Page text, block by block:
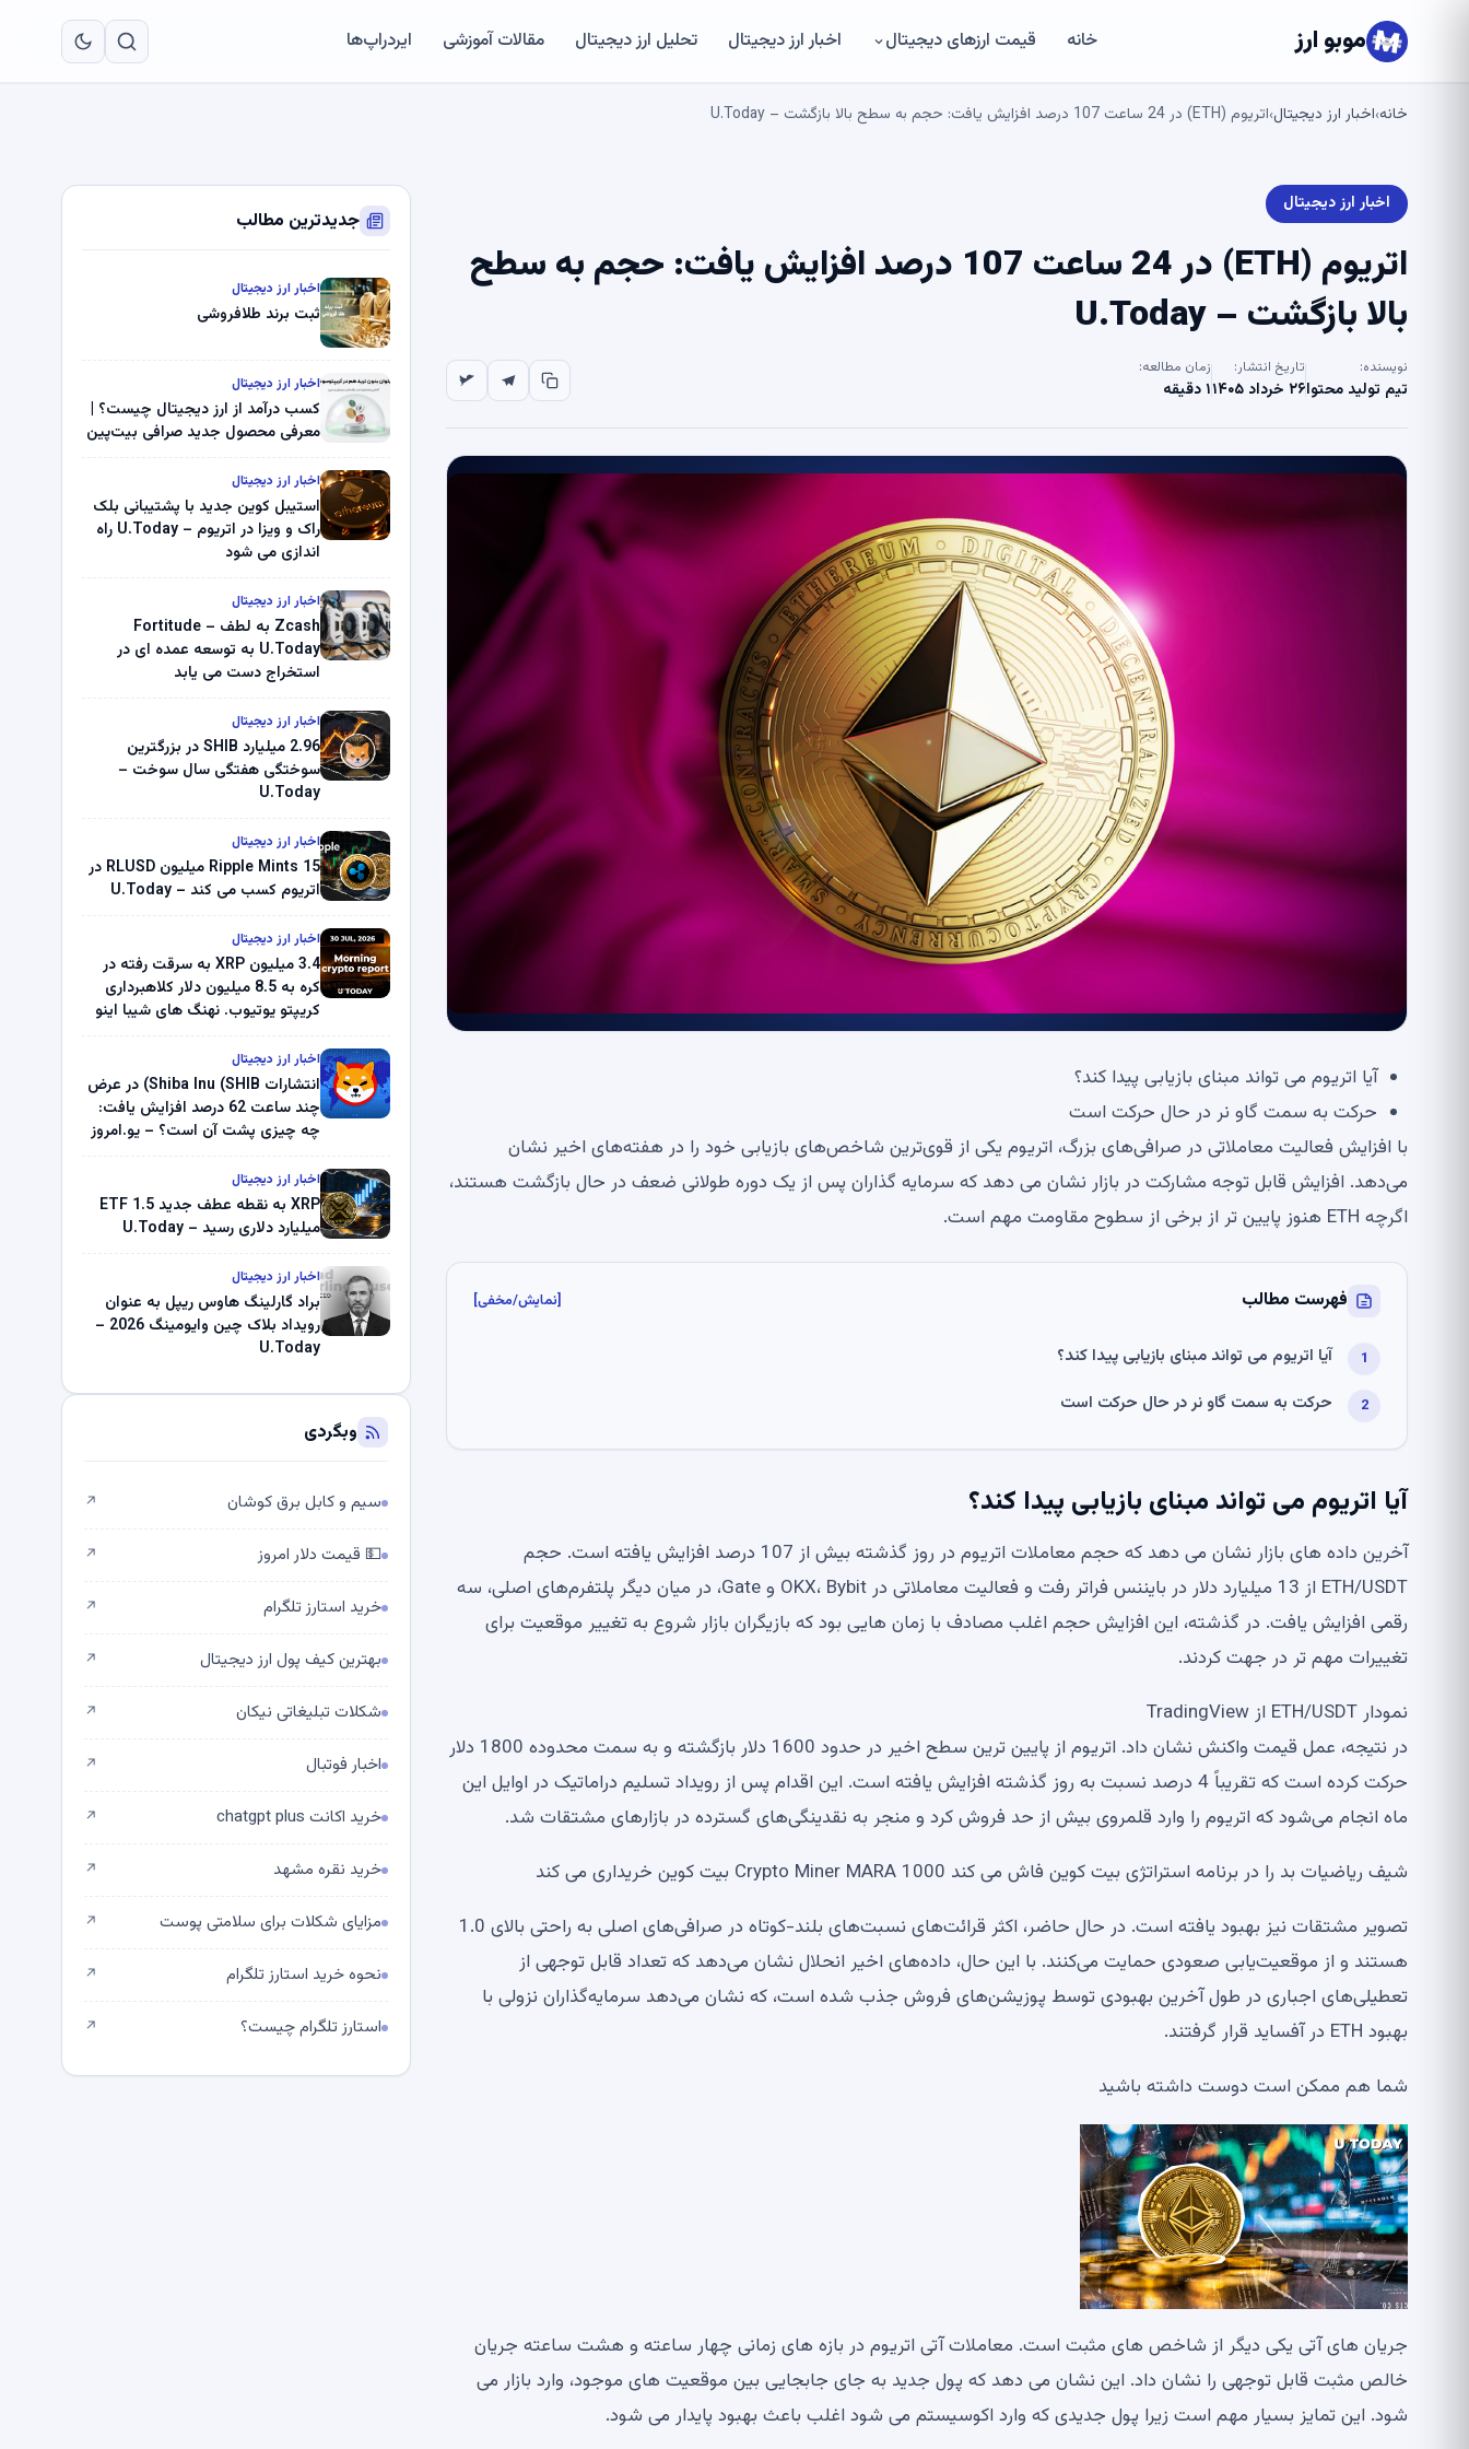
موبو ارز خانه قیمت ارزهای دیجیتال اخبار ارز دیجیتال تحلیل ارز دیجیتال مقالات آموزشی ایردراپ‌ها
خانه›اخبار ارز دیجیتال›اتریوم (ETH) در 24 ساعت 107 درصد افزایش یافت: حجم به سطح بالا بازگشت – U.Today
اخبار ارز دیجیتال
اتریوم (ETH) در 24 ساعت 107 درصد افزایش یافت: حجم به سطح
بالا بازگشت – U.Today
نویسنده:
تیم تولید محتوا
تاریخ انتشار:
۲۶ خرداد ۱۴۰۵
زمان مطالعه:
۱ دقیقه
آیا اتریوم می تواند مبنای بازیابی پیدا کند؟
حرکت به سمت گاو نر در حال حرکت است
با افزایش فعالیت معاملاتی در صرافی‌های بزرگ، اتریوم یکی از قوی‌ترین شاخص‌های بازیابی خود را در هفته‌های اخیر نشان
می‌دهد. افزایش قابل توجه مشارکت در بازار نشان می دهد که سرمایه گذاران پس از یک دوره طولانی ضعف در حال بازگشت هستند،
اگرچه ETH هنوز پایین تر از برخی از سطوح مقاومت مهم است.
فهرست مطالب [نمایش/مخفی]
آیا اتریوم می تواند مبنای بازیابی پیدا کند؟
حرکت به سمت گاو نر در حال حرکت است
آیا اتریوم می تواند مبنای بازیابی پیدا کند؟
آخرین داده های بازار نشان می دهد که حجم معاملات اتریوم در روز گذشته بیش از 107 درصد افزایش یافته است. حجم
ETH/USDT از 13 میلیارد دلار در بایننس فراتر رفت و فعالیت معاملاتی در OKX، Bybit و Gate، در میان دیگر پلتفرم‌های اصلی، سه
رقمی افزایش یافت. در گذشته، این افزایش حجم اغلب مصادف با زمان هایی بود که بازیگران بازار شروع به تغییر موقعیت برای
تغییرات مهم تر در جهت کردند.
نمودار ETH/USDT از TradingView
در نتیجه، عمل قیمت واکنش نشان داد. اتریوم از پایین ترین سطح اخیر در حدود 1600 دلار بازگشته و به سمت محدوده 1800 دلار
حرکت کرده است که تقریباً 4 درصد نسبت به روز گذشته افزایش یافته است. این اقدام پس از رویداد تسلیم دراماتیک در اوایل این
ماه انجام می‌شود که اتریوم را وارد قلمروی بیش از حد فروش کرد و منجر به نقدینگی‌های گسترده در بازارهای مشتقات شد.
شیف ریاضیات بد را در برنامه استراتژی بیت کوین فاش می کند Crypto Miner MARA 1000 بیت کوین خریداری می کند
تصویر مشتقات نیز بهبود یافته است. در حال حاضر، اکثر قرائت‌های نسبت‌های بلند-کوتاه در صرافی‌های اصلی به راحتی بالای 1.0
هستند و از موقعیت‌یابی صعودی حمایت می‌کنند. با این حال، داده‌های اخیر انحلال نشان می‌دهد که تعداد قابل توجهی از
تعطیلی‌های اجباری در طول آخرین بهبودی توسط پوزیشن‌های فروش جذب شده است، که نشان می‌دهد سرمایه‌گذاران نزولی با
بهبود ETH در آفساید قرار گرفتند.
شما هم ممکن است دوست داشته باشید
جریان های آتی یکی دیگر از شاخص های مثبت است. معاملات آتی اتریوم در بازه های زمانی چهار ساعته و هشت ساعته جریان
خالص مثبت قابل توجهی را نشان داد. این نشان می دهد که پول جدید به جای جابجایی بین موقعیت های موجود، وارد بازار می
شود. این تمایز بسیار مهم است زیرا پول جدیدی که وارد اکوسیستم می شود اغلب باعث بهبود پایدار می شود.
جدیدترین مطالب
اخبار ارز دیجیتال
ثبت برند طلافروشی
اخبار ارز دیجیتال
کسب درآمد از ارز دیجیتال چیست؟ |
معرفی محصول جدید صرافی بیت‌پین
اخبار ارز دیجیتال
استیبل کوین جدید با پشتیبانی بلک
راک و ویزا در اتریوم – U.Today راه
اندازی می شود
اخبار ارز دیجیتال
Zcash به لطف Fortitude –
U.Today به توسعه عمده ای در
استخراج دست می یابد
اخبار ارز دیجیتال
2.96 میلیارد SHIB در بزرگترین
سوختگی هفتگی سال سوخت –
U.Today
اخبار ارز دیجیتال
Ripple Mints 15 میلیون RLUSD در
اتریوم کسب می کند – U.Today
اخبار ارز دیجیتال
3.4 میلیون XRP به سرقت رفته در
کره به 8.5 میلیون دلار کلاهبرداری
کریپتو یوتیوب. نهنگ های شیبا اینو
میلیون دلار U-Turn در بیت کوین را
ثبت کرد – گزارش کریپتو صبح –
U.Today
اخبار ارز دیجیتال
انتشارات Shiba Inu (SHIB) در عرض
چند ساعت 62 درصد افزایش یافت:
چه چیزی پشت آن است؟ – یو.امروز
اخبار ارز دیجیتال
XRP به نقطه عطف جدید ETF 1.5
میلیارد دلاری رسید – U.Today
اخبار ارز دیجیتال
براد گارلینگ هاوس ریپل به عنوان
رویداد بلاک چین وایومینگ 2026 –
U.Today
وبگردی
سیم و کابل برق کوشان ↗
💵 قیمت دلار امروز ↗
خرید استارز تلگرام ↗
بهترین کیف پول ارز دیجیتال ↗
شکلات تبلیغاتی نیکان ↗
اخبار فوتبال ↗
خرید اکانت chatgpt plus ↗
خرید نقره مشهد ↗
مزایای شکلات برای سلامتی پوست ↗
نحوه خرید استارز تلگرام ↗
استارز تلگرام چیست؟ ↗